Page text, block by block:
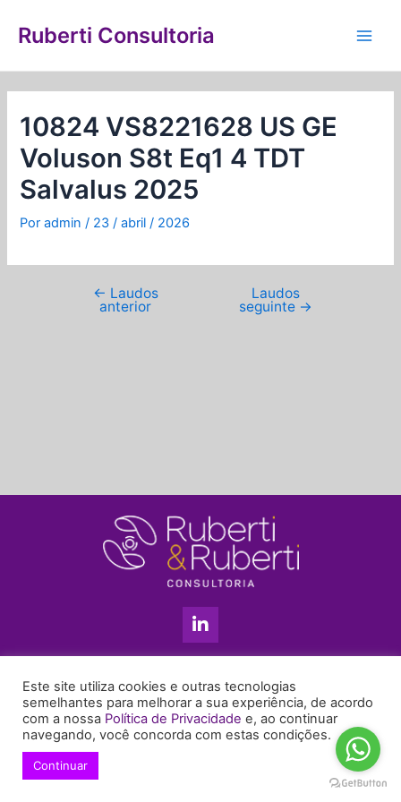
para
conteúdo
Ruberti Consultoria
10824 VS8221628 US GE
Voluson S8t Eq1 4 TDT
Salvalus 2025
Poradmin/ 23 / abril / 2026
de
← Laudos
anterior
Laudos
seguinte →
L
i
n
e
d
i
n
+55 11 99655-6439
enyruberti@ruberticonsultoria.com.br
Este site utiliza cookies e outras tecnologias
semelhantes para melhorar a sua experiência, de acordo
com a nossa Política de Privacidade e, ao continuar
navegando, você concorda com estas condições.
Continuar